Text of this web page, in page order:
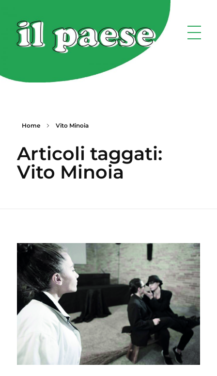
Home Vito Minoia
Articoli taggati:
Vito Minoia